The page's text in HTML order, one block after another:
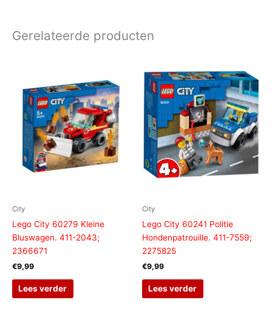
Gerelateerde producten
City
Lego City 60279 Kleine
Bluswagen. 411-2043;
2366671
€9,99
Lees verder
City
Lego City 60241 Politie
Hondenpatrouille. 411-7559;
2275825
€9,99
Lees verder